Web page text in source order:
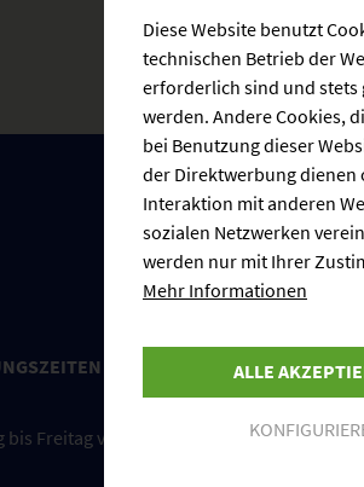
bis Freitag von 08:00 bis 17:00 Uhr
Diese Website benutzt
technischen Betrieb der
erforderlich sind und stets
werden. Andere Cookies,
bei Benutzung dieser
der Direktwerbung dienen
Interaktion mit anderen
sozialen Netzwerken
werden nur mit Ihrer
Mehr Informationen
ALLE